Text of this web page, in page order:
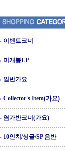
이벤트코너
미개봉LP
일반가요
Collector's Item(가요)
염가반코너(가요)
10인치/싱글/SP 음반